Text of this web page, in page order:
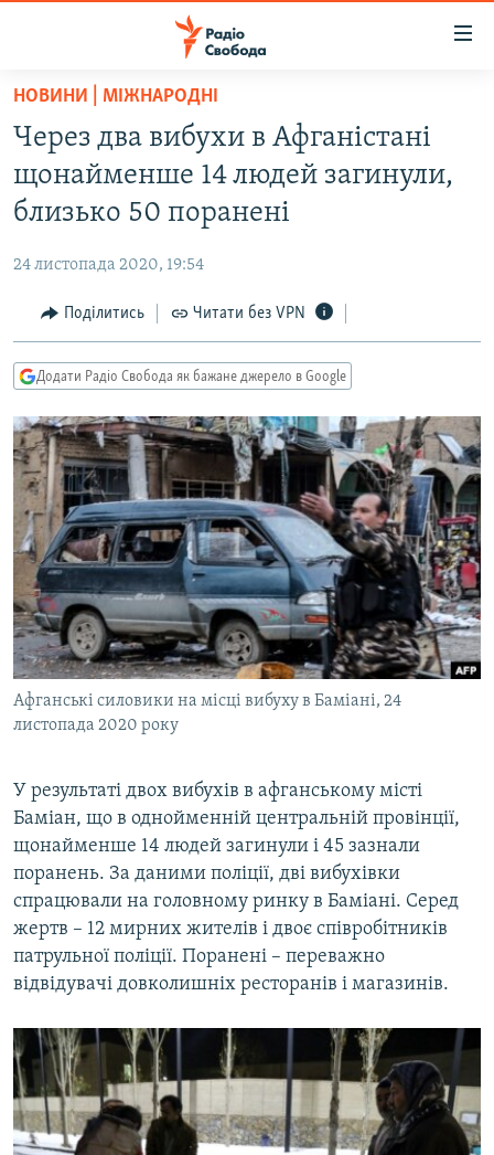
Перейти
основного
матеріалу
Перейти
до
основної
Перейти
до
пошуку
РАДІО СВОБОДА – 70 РОКІВ
ВСЕ ЗА ДОБУ
СТАТТІ
ЕКОНОМІКА
СУСПІЛЬСТВО
УКРАЇНА
СВІТ
РОСІЙСЬКА «ФІЛЬТРАЦІЯ»
ДОНБАС.РЕАЛІЇ
ТИ ЯК?
СХЕМИ
КИТАЙ.ВИКЛИКИ
МУЛЬТИМЕДІА
ФОТО
СПЕЦПРОЄКТИ
ПОДКАСТИ
КРИМ РЕАЛІЇ
РУС
КТАТ
НОВИНИ | МІЖНАРОДНІ
Через два вибухи в Афганістані
щонайменше 14 людей загинули,
близько 50 поранені
24 листопада 2020, 19:54
Поділитись Читати без VPN
Додати Радіо Свобода як бажане джерело в Google
Афганські силовики на місці вибуху в Баміані, 24
листопада 2020 року
У результаті двох вибухів в афганському місті
Баміан, що в однойменній центральній провінції,
щонайменше 14 людей загинули і 45 зазнали
поранень. За даними поліції, дві вибухівки
спрацювали на головному ринку в Баміані. Серед
жертв – 12 мирних жителів і двоє співробітників
патрульної поліції. Поранені – переважно
відвідувачі довколишніх ресторанів і магазинів.